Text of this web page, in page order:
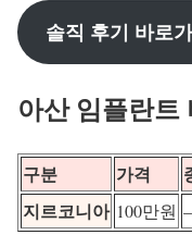
솔직 후기 바로
아산 임플란트
구분 가격
지르코니아 100만원 –